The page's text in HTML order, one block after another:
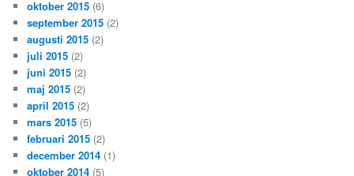
oktober 2015 (6)
september 2015 (2)
augusti 2015 (2)
juli 2015 (2)
juni 2015 (2)
maj 2015 (2)
april 2015 (2)
mars 2015 (5)
februari 2015 (2)
december 2014 (1)
oktober 2014 (5)